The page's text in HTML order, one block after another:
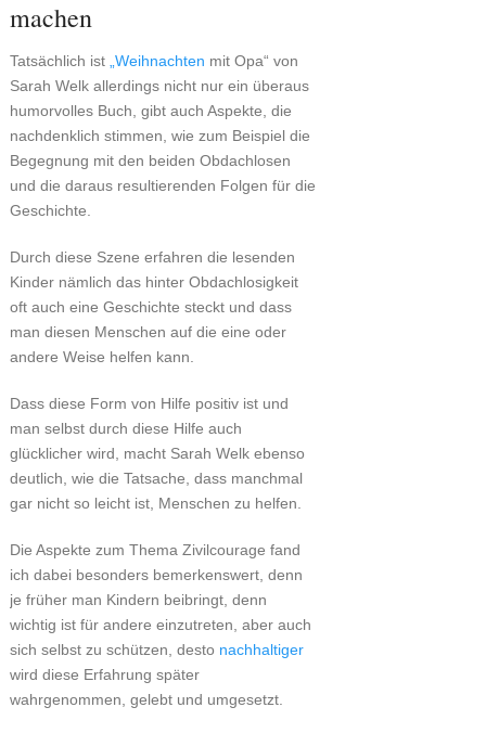
machen
Tatsächlich ist „Weihnachten mit Opa“ von
Sarah Welk allerdings nicht nur ein überaus
humorvolles Buch, gibt auch Aspekte, die
nachdenklich stimmen, wie zum Beispiel die
Begegnung mit den beiden Obdachlosen
und die daraus resultierenden Folgen für die
Geschichte.
Durch diese Szene erfahren die lesenden
Kinder nämlich das hinter Obdachlosigkeit
oft auch eine Geschichte steckt und dass
man diesen Menschen auf die eine oder
andere Weise helfen kann.
Dass diese Form von Hilfe positiv ist und
man selbst durch diese Hilfe auch
glücklicher wird, macht Sarah Welk ebenso
deutlich, wie die Tatsache, dass manchmal
gar nicht so leicht ist, Menschen zu helfen.
Die Aspekte zum Thema Zivilcourage fand
ich dabei besonders bemerkenswert, denn
je früher man Kindern beibringt, denn
wichtig ist für andere einzutreten, aber auch
sich selbst zu schützen, desto nachhaltiger
wird diese Erfahrung später
wahrgenommen, gelebt und umgesetzt.